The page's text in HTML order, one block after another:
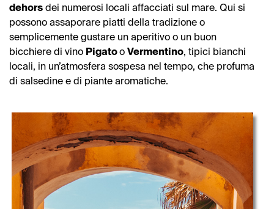
dehors dei numerosi locali affacciati sul mare. Qui si
possono assaporare piatti della tradizione o
semplicemente gustare un aperitivo o un buon
bicchiere di vino Pigatoo Vermentino, tipici bianchi
locali, in un’atmosfera sospesa nel tempo, che profuma
di salsedine e di piante aromatiche.